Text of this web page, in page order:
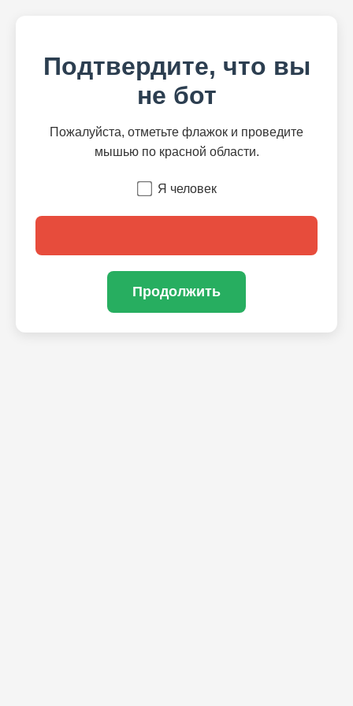
Подтвердите, что вы
не бот
Пожалуйста, отметьте флажок и проведите
мышью по красной области.
Я человек
Продолжить